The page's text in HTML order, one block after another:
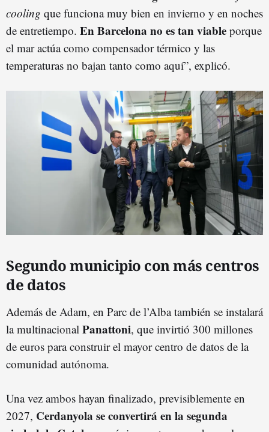
cooling que funciona muy bien en invierno y en noches
de entretiempo. En Barcelona no es tan viable porque
el mar actúa como compensador térmico y las
temperaturas no bajan tanto como aquí”, explicó.
Segundo municipio con más centros
de datos
Además de Adam, en Parc de l’Alba también se instalará
la multinacional Panattoni, que invirtió 300 millones
de euros para construir el mayor centro de datos de la
comunidad autónoma.
Una vez ambos hayan finalizado, previsiblemente en
2027, Cerdanyola se convertirá en la segunda